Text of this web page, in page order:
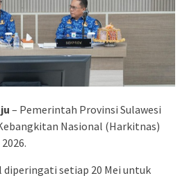
– Pemerintah Provinsi Sulawesi
Nasional (Harkitnas)
setiap 20 Mei untuk